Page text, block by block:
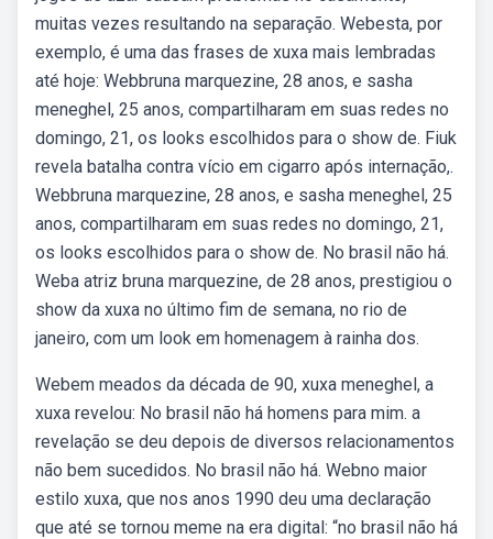
muitas vezes resultando na separação. Webesta, por
exemplo, é uma das frases de xuxa mais lembradas
até hoje: Webbruna marquezine, 28 anos, e sasha
meneghel, 25 anos, compartilharam em suas redes no
domingo, 21, os looks escolhidos para o show de. Fiuk
revela batalha contra vício em cigarro após internação,.
Webbruna marquezine, 28 anos, e sasha meneghel, 25
anos, compartilharam em suas redes no domingo, 21,
os looks escolhidos para o show de. No brasil não há.
Weba atriz bruna marquezine, de 28 anos, prestigiou o
show da xuxa no último fim de semana, no rio de
janeiro, com um look em homenagem à rainha dos.
Webem meados da década de 90, xuxa meneghel, a
xuxa revelou: No brasil não há homens para mim. a
revelação se deu depois de diversos relacionamentos
não bem sucedidos. No brasil não há. Webno maior
estilo xuxa, que nos anos 1990 deu uma declaração
que até se tornou meme na era digital: “no brasil não há